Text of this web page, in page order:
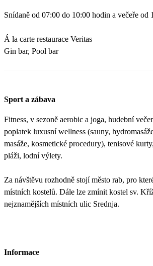
Snídaně od 07:00 do 10:00 hodin a večeře od
Á la carte restaurace Veritas
Gin bar, Pool bar
Sport a zábava
Fitness, v sezoně aerobic a joga, hudební
poplatek luxusní wellness (sauny,
masáže, kosmetické procedury), tenisové
pláži, lodní výlety.
Za návštěvu rozhodně stojí město rab, pro
místních kostelů. Dále lze zmínit kostel sv.
nejznamějších místních ulic Srednja.
Informace